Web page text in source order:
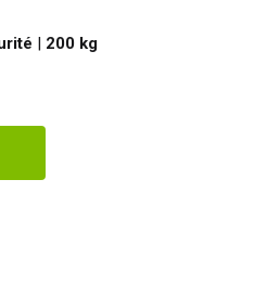
| 200 kg